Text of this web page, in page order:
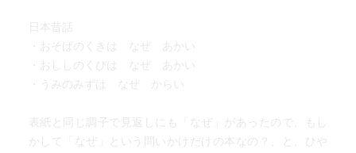
日本昔話
・おそばのくきは なぜ あかい
・おししのくびは なぜ あかい
・うみのみずは なぜ からい
表紙と同じ調子で見返しにも「なぜ」があったので、もし
かして「なぜ」という問いかけだけの本なの？、と、ひや